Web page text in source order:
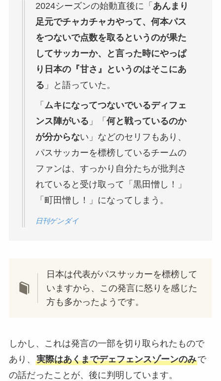
2024シーズンの始動直後に「 あんまり
足元でチャカチャカやって、何本パス
をつないで点数を取るというのが果た
してサッカーか、と言った時にやっぱ
り日本の『甘さ』というのはそこにあ
る 」と語っていた。
「 ムキになってつないでいるディフェ
ンス陣がいる 」「 何と戦っているのか
が分からない」などのセリフもあり、
パスサッカーを標榜しているチームの
ファンは、すっかり自分たちが批判さ
れていると受け取って「黒田憎し！」
「町田憎し！」になってしまう。
日刊ゲンダイ
日本は代表がパスサッカーを標榜して
いますから、この発言に怒りを感じた
方も多かったようです。
しかし、これは発言の一部を切り取られたもので
あり、 実際はあくまでデェフェンスゾーンのみで
の話だったことが、後に判明しています。